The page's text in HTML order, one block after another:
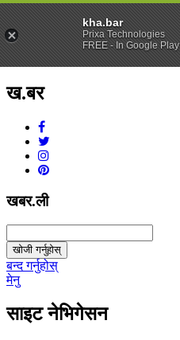
ख.बर
खबर.ली
खोजी गर्नुहोस्
बन्द गर्नुहोस्
मेनु
साइट नेभिगेसन
kha.bar
Prixa Technologies
FREE - In Google Play